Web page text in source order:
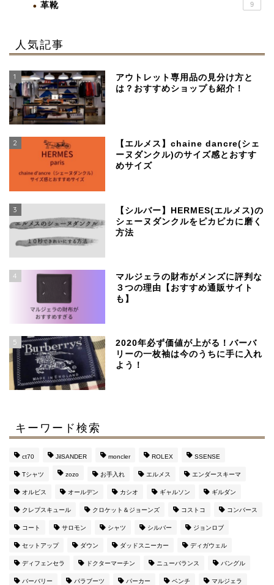
革靴 9
人気記事
1
アウトレット専用品の見分け方と
は？おすすめショップも紹介！
2
【エルメス】chaine dancre(シェ
ーヌダンクル)のサイズ感とおすす
めサイズ
3
【シルバー】HERMES(エルメス)の
シェーヌダンクルをピカピカに磨く
方法
4
マルジェラの財布がメンズに評判な
３つの理由【おすすめ通販サイト
も】
5
2020年必ず価値が上がる！バーバ
リーの一枚袖は今のうちに手に入れ
よう！
キーワード検索
ct70 JilSANDER moncler ROLEX SSENSE
Tシャツ zozo お手入れ エルメス エンダースキーマ
オルビス オールデン カシオ ギャルソン ギルダン
クレプスキュール クロケット＆ジョーンズ コストコ コンバース
コート サロモン シャツ シルバー ジョンロブ
セットアップ ダウン ダッドスニーカー ディガウェル
ディフェンセラ ドクターマーチン ニューバランス バングル
バーバリー パラブーツ パーカー ベンチ マルジェラ
めブランド
【マルジェラ】足袋ブー
ツのサイズ感と定価より
マルジェラの財布がメン
ズに評判な３つの理由
【おすすめ通販サイト
も】
このブログを運営してい
んな興味持って
ね・・・）